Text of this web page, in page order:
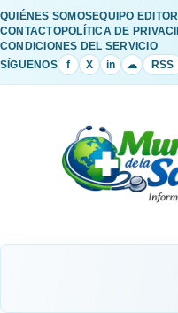
QUIÉNES SOMOSEQUIPO
CONTACTOPOLÍTICA DE
CONDICIONES DEL SERVICIO
SÍGUENOS
f X in ☁ RSS